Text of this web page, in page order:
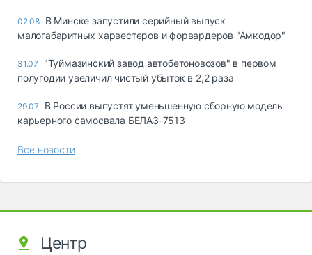
02.08 В Минске запустили серийный выпуск
малогабаритных харвестеров и форвардеров "Амкодор"
31.07
"Туймазинский завод автобетоновозов" в первом
полугодии увеличил чистый убыток в 2,2 раза
29.07
В России выпустят уменьшенную сборную модель
карьерного самосвала БЕЛАЗ-7513
Все новости
Центр